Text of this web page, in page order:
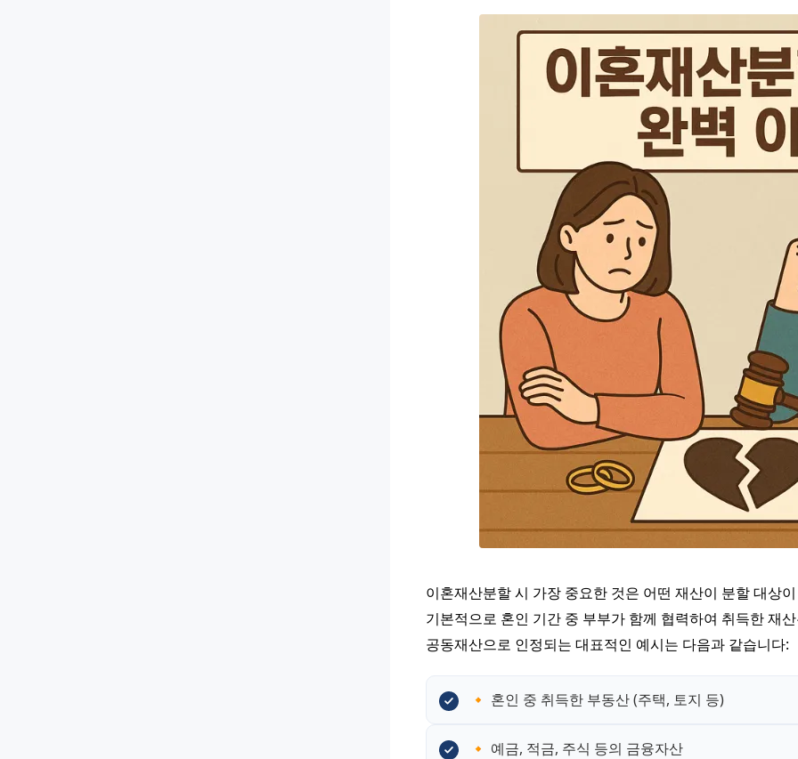
이혼재산분할 시 가장 중요한 것은 어떤 재산이 분할 대상
기본적으로 혼인 기간 중 부부가 함께 협력하여 취득한 재
공동재산으로 인정되는 대표적인 예시는 다음과 같습니다:
🔸 혼인 중 취득한 부동산 (주택, 토지 등)
🔸 예금, 적금, 주식 등의 금융자산